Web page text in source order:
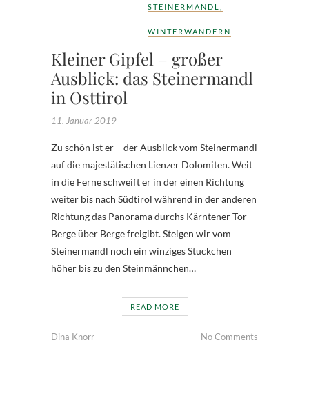
STEINERMANDL
WINTERWANDERN
Kleiner Gipfel – großer
Ausblick: das Steinermandl
in Osttirol
11. Januar 2019
Zu schön ist er – der Ausblick vom Steinermandl
auf die majestätischen Lienzer Dolomiten. Weit
in die Ferne schweift er in der einen Richtung
weiter bis nach Südtirol während in der anderen
Richtung das Panorama durchs Kärntener Tor
Berge über Berge freigibt. Steigen wir vom
Steinermandl noch ein winziges Stückchen
höher bis zu den Steinmännchen…
READ MORE
Dina Knorr No Comments